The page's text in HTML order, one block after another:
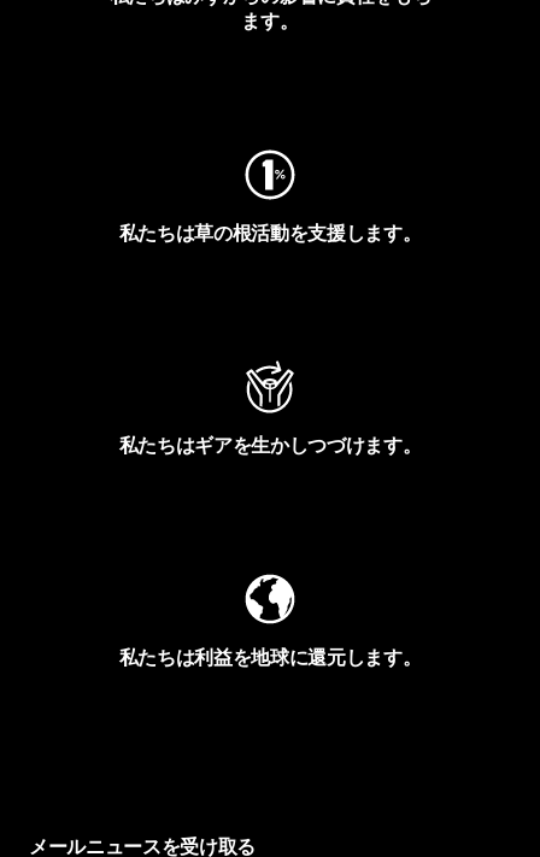
ます。
私たちは草の根活動を支援します。
私たちはギアを生かしつづけます。
私たちは利益を地球に還元します。
メールニュースを受け取る